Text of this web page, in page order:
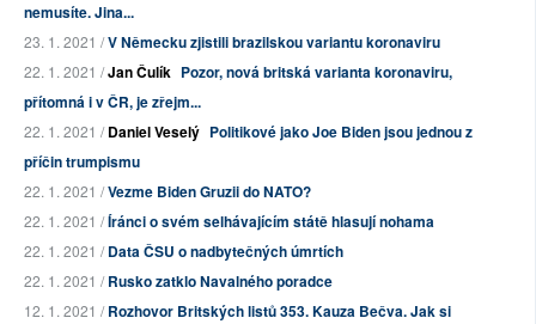
nemusíte. Jina...
23. 1. 2021 /V Německu zjistili brazilskou variantu koronaviru
22. 1. 2021 /Jan Čulík Pozor, nová britská varianta koronaviru,
přítomná i v ČR, je zřejm...
22. 1. 2021 /Daniel Veselý Politikové jako Joe Biden jsou jednou z
příčin trumpismu
22. 1. 2021 /Vezme Biden Gruzii do NATO?
22. 1. 2021 /Íránci o svém selhávajícím státě hlasují nohama
22. 1. 2021 /Data ČSU o nadbytečných úmrtích
22. 1. 2021 /Rusko zatklo Navalného poradce
12. 1. 2021 /Rozhovor Britských listů 353. Kauza Bečva. Jak si